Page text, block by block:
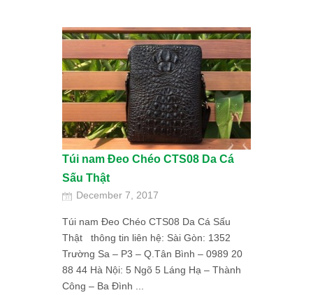
Túi nam Đeo Chéo CTS08 Da Cá
Sấu Thật
December 7, 2017
Túi nam Đeo Chéo CTS08 Da Cá Sấu
Thật thông tin liên hệ: Sài Gòn: 1352
Trường Sa – P3 – Q.Tân Bình – 0989 20
88 44 Hà Nội: 5 Ngõ 5 Láng Hạ – Thành
Công – Ba Đình ...